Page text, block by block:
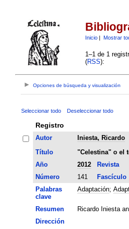
Inicio| Mostrar
1–1 de 1
(RSS):
Opciones de búsqueda y visualización
Seleccionar todo Deseleccionar todo
Registro
Autor
Iniesta, Ricardo
Título
"Celestina" o el
Año
2012 Revista
Número
141
Fascículo
Palabras
clave
Adaptación;
Resumen
Ricardo Iniesta
Dirección